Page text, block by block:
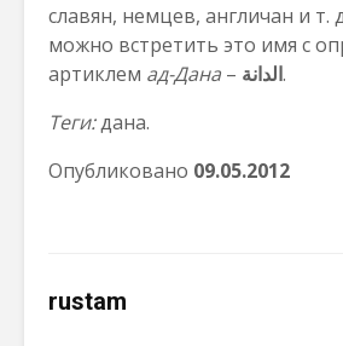
славян, немцев, англичан и т.
можно встретить это имя с
артиклем ад-Дана – الدانة.
Теги:дана.
Опубликовано 09.05.2012
rustam